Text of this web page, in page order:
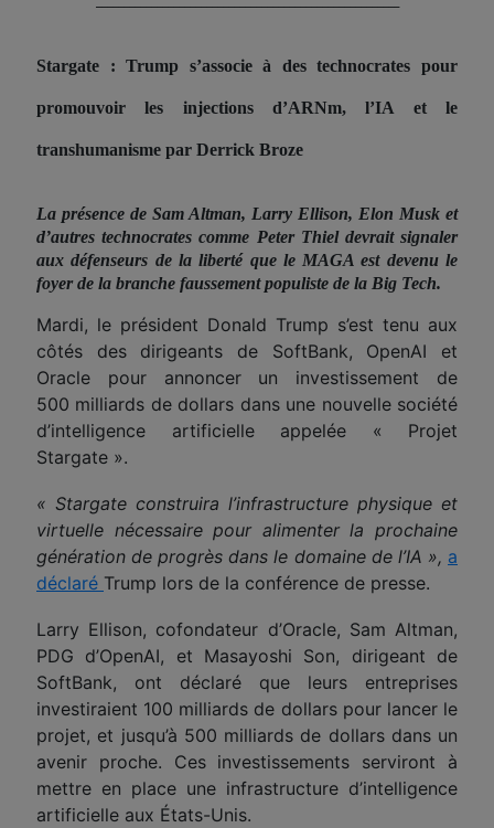
Stargate : Trump s’associe à des technocrates pour
promouvoir les injections d’ARNm, l’IA et le
transhumanisme par Derrick Broze
La présence de Sam Altman, Larry Ellison, Elon Musk et
d’autres technocrates comme Peter Thiel devrait signaler
aux défenseurs de la liberté que le MAGA est devenu le
foyer de la branche faussement populiste de la Big Tech.
Mardi, le président Donald Trump s’est tenu aux
côtés des dirigeants de SoftBank, OpenAI et
Oracle pour annoncer un investissement de
500 milliards de dollars dans une nouvelle société
d’intelligence artificielle appelée « Projet
Stargate ».
« Stargate construira l’infrastructure physique et
virtuelle nécessaire pour alimenter la prochaine
génération de progrès dans le domaine de l’IA », a
déclaré Trump lors de la conférence de presse.
Larry Ellison, cofondateur d’Oracle, Sam Altman,
PDG d’OpenAI, et Masayoshi Son, dirigeant de
SoftBank, ont déclaré que leurs entreprises
investiraient 100 milliards de dollars pour lancer le
projet, et jusqu’à 500 milliards de dollars dans un
avenir proche. Ces investissements serviront à
mettre en place une infrastructure d’intelligence
artificielle aux États-Unis.